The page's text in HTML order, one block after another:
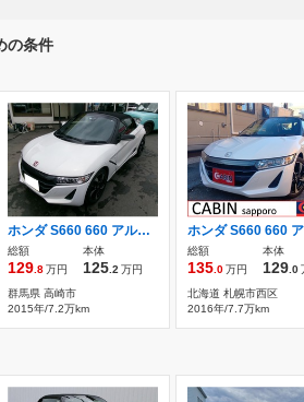
の条件
ホンダ S660 660 アルファ
総額
129 .8万円
本体
125 .2 万円
群馬県 高崎市
2015年/7.2万km
総額
135 .0万円
本体
129 .0
北海道 札幌市西区
2016年/7.7万km